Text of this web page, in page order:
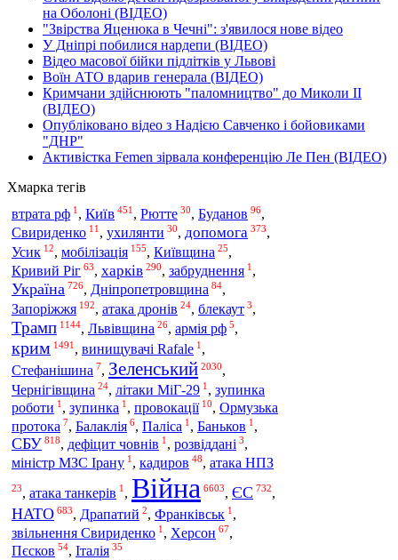
на Оболоні (ВІДЕО)
"Звірства Яценюка в Чечні": з'явилося нове відео
У Дніпрі побилися нардепи (ВІДЕО)
Відео масової бійки підлітків у Львові
Воїн АТО вдарив генерала (ВІДЕО)
Кримчани здійснюють "паломництво" до Миколи ІІ
(ВІДЕО)
Опубліковано відео з Надією Савченко і бойовиками
"ДНР"
Активістка Femen зірвала конференцію Ле Пен (ВІДЕО)
Хмарка тегів
втрата рф 1 , Київ 451 , Рютте 30, Буданов 96,
Свириденко 11 , ухилянти 30, допомога 373,
Усик 12, мобілізація 155, Київщина 25,
Кривий Ріг 63, харків 290, забруднення 1 ,
Україна 726, Дніпропетровщина 84,
Запоріжжя 192, атака дронів 24, блекаут 3,
Трамп 1144, Львівщина 26, армія рф 5,
крим 1491 , винищувачі Rafale 1 ,
Стефанішина 7, Зеленський 2030,
Чернігівщина 24, літаки МіГ-29 1 , зупинка
роботи 1 , зупинка 1 , провокації 10, Ормузька
протока 7, Балаклія 6, Паліса 1 , Баньков 1 ,
СБУ 818, дефіцит човнів 1 , розвіддані 3,
міністр МЗС Ірану 1 , кадиров 48, атака НПЗ
23, атака танкерів 1 , Війна 6603, ЄС 732,
НАТО 683, Драпатий 2, Франківськ 1 ,
звільнення Свириденко 1 , Херсон 67,
Пєсков 54, Італія 35